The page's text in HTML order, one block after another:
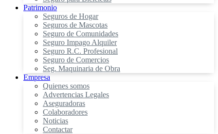
Patrimonio
Seguros de Hogar
Seguros de Mascotas
Seguro de Comunidades
Seguro Impago Alquiler
Seguro R.C. Profesional
Seguro de Comercios
Seg. Maquinaria de Obra
Empresa
Quienes somos
Advertencias Legales
Aseguradoras
Colaboradores
Noticias
Contactar